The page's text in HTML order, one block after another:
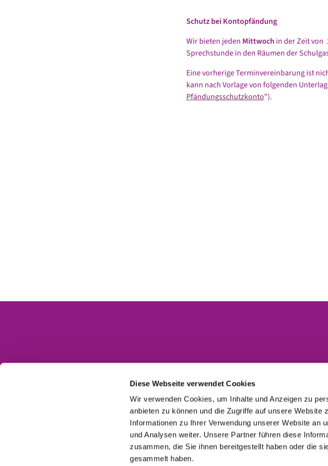
Diese Webseite verwendet Cookies
Wir verwenden Cookies, um Inhalte und Anzeigen zu
anbieten zu können und die Zugriffe auf unsere Website
Informationen zu Ihrer Verwendung unserer Website an
und Analysen weiter. Unsere Partner führen diese
zusammen, die Sie ihnen bereitgestellt haben oder die
gesammelt haben.
Schutz bei Kontopfändung
Wir bieten jeden Mittwoch in der Zeit von
Sprechstunde in den Räumen der
Eine vorherige Terminvereinbarung ist
kann nach Vorlage von folgenden
Pfändungsschutzkonto").
Kontakt
Datenschutzerklärung
Barrierefreiheitserklärung